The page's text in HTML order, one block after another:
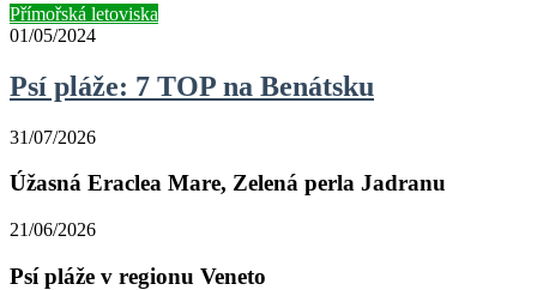
Přímořská letoviska
01/05/2024
Psí pláže: 7 TOP na Benátsku
31/07/2026
Úžasná Eraclea Mare, Zelená perla Jadranu
21/06/2026
Psí pláže v regionu Veneto